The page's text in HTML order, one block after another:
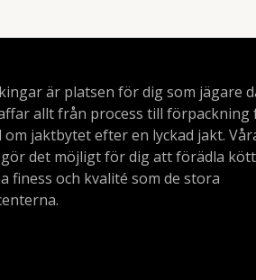
är platsen för dig som jägare
allt från process till förpackning
jaktbytet efter en lyckad jakt.
det möjligt för dig att förädla
finess och kvalité som de stora